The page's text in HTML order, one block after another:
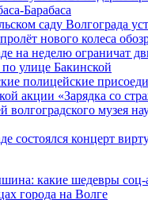
Барабаса
саду Волгограда
нового колеса
на неделю ограничат
по улице Бакинской
полицейские
акции «Зарядка со
волгоградского музея
состоялся концерт